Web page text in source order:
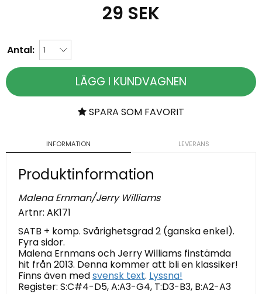
29 SEK
Antal:
LÄGG I KUNDVAGNEN
SPARA SOM FAVORIT
INFORMATION LEVERANS
Produktinformation
Malena Ernman/Jerry Williams
Artnr: AK171
SATB + komp. Svårighetsgrad 2 (ganska enkel).
Fyra sidor.
Malena Ernmans och Jerry Williams finstämda
hit från 2013. Denna kommer att bli en klassiker!
Finns även medsvensk text. Lyssna!
Register: S:C#4-D5, A:A3-G4, T:D3-B3, B:A2-A3